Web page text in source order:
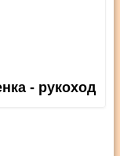
- рукоход